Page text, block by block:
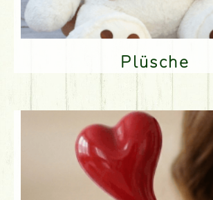
Plüsche